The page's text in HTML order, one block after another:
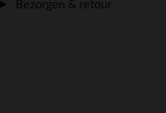
Bezorgen & retour